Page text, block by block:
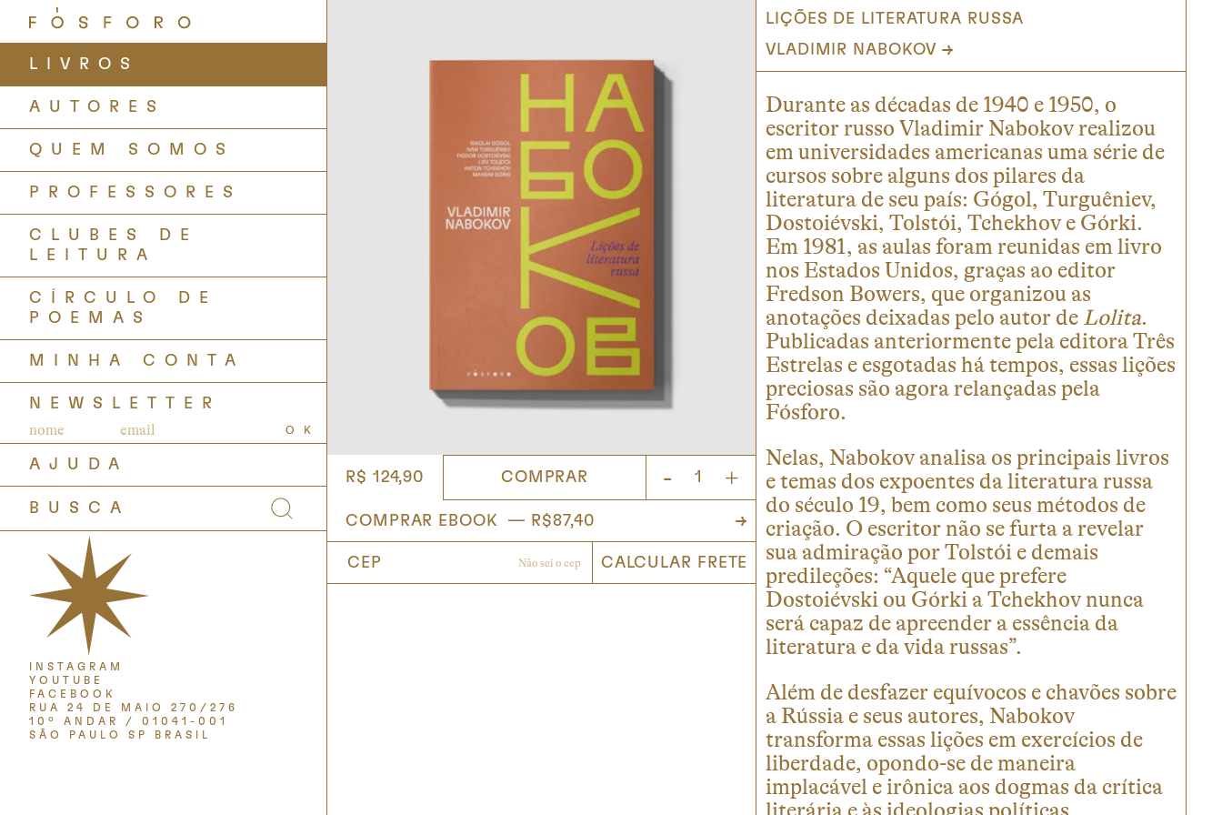
LIVROS
AUTORES
QUEM SOMOS
PROFESSORES
CLUBES DE
LEITURA
CÍRCULO DE
POEMAS
MINHA CONTA
NEWSLETTER
OK
AJUDA
INSTAGRAM
YOUTUBE
FACEBOOK
RUA 24 DE MAIO 270/276
10º ANDAR / 01041-001
SÃO PAULO SP BRASIL
R$ 124,90 - +
COMPRAR
LIÇÕES DE LITERATURA RUSSA
VLADIMIR NABOKOV
Durante as décadas de 1940 e 1950, o
escritor russo Vladimir Nabokov realizou
em universidades americanas uma série de
cursos sobre alguns dos pilares da
literatura de seu país: Gógol, Turguêniev,
Dostoiévski, Tolstói, Tchekhov e Górki.
Em 1981, as aulas foram reunidas em livro
nos Estados Unidos, graças ao editor
Fredson Bowers, que organizou as
anotações deixadas pelo autor de Lolita.
Publicadas anteriormente pela editora Três
Estrelas e esgotadas há tempos, essas lições
preciosas são agora relançadas pela
Fósforo.
Nelas, Nabokov analisa os principais livros
e temas dos expoentes da literatura russa
do século 19, bem como seus métodos de
criação. O escritor não se furta a revelar
sua admiração por Tolstói e demais
predileções: “Aquele que prefere
Dostoiévski ou Górki a Tchekhov nunca
será capaz de apreender a essência da
literatura e da vida russas”.
Além de desfazer equívocos e chavões sobre
a Rússia e seus autores, Nabokov
transforma essas lições em exercícios de
liberdade, opondo-se de maneira
implacável e irônica aos dogmas da crítica